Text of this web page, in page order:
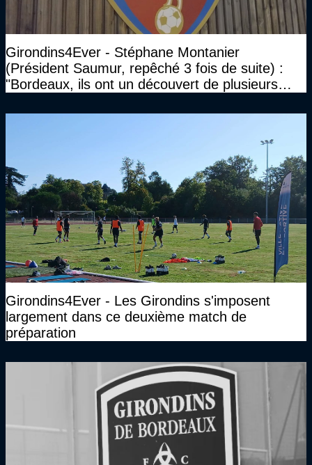
Girondins4Ever - Stéphane Montanier
(Président Saumur, repêché 3 fois de suite) :
"Bordeaux, ils ont un découvert de plusieurs
Girondins4Ever - Les Girondins s'imposent
largement dans ce deuxième match de
préparation